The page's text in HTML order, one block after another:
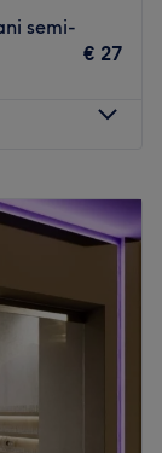
semi-
€ 27
–20:00
–20:00
–20:00
18:00
από τους
Beauty